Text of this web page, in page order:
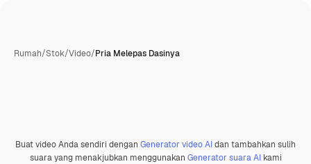
Rumah/Stok/Video/Pria Melepas Dasinya
Buat video Anda sendiri dengan Generator video AIdan tambahkan sulih
suara yang menakjubkan menggunakan Generator suara AIkami